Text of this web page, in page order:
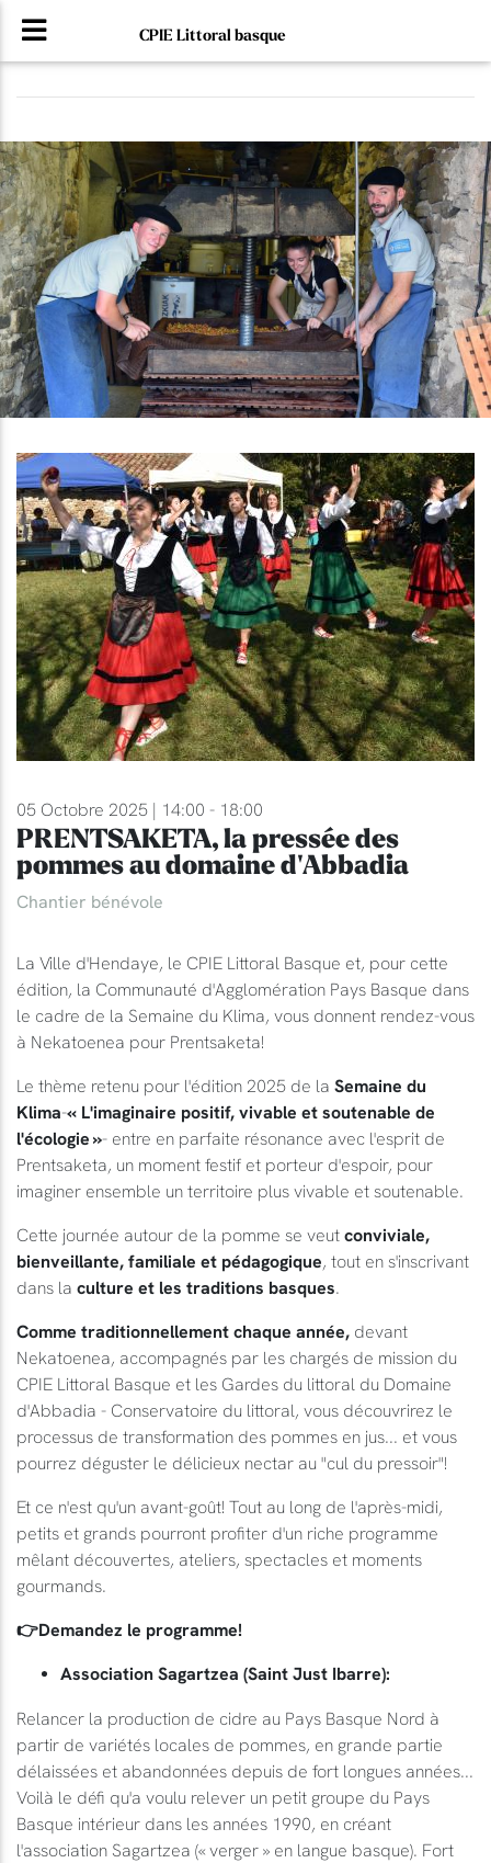
CPIE Littoral basque
05 Octobre 2025 | 14:00 - 18:00
PRENTSAKETA, la pressée des
pommes au domaine d'Abbadia
Chantier bénévole
La Ville d'Hendaye, le CPIE Littoral Basque et, pour cette
édition, la Communauté d'Agglomération Pays Basque dans
le cadre de la Semaine du Klima, vous donnent rendez-vous
à Nekatoenea pour Prentsaketa!
Le thème retenu pour l'édition 2025 de la Semaine du
Klima-« L'imaginaire positif, vivable et soutenable de
l'écologie »- entre en parfaite résonance avec l'esprit de
Prentsaketa, un moment festif et porteur d'espoir, pour
imaginer ensemble un territoire plus vivable et soutenable.
Cette journée autour de la pomme se veut conviviale,
bienveillante, familiale et pédagogique, tout en s'inscrivant
dans la culture et les traditions basques.
Comme traditionnellement chaque année, devant
Nekatoenea, accompagnés par les chargés de mission du
CPIE Littoral Basque et les Gardes du littoral du Domaine
d'Abbadia - Conservatoire du littoral, vous découvrirez le
processus de transformation des pommes en jus... et vous
pourrez déguster le délicieux nectar au "cul du pressoir"!
Et ce n'est qu'un avant-goût! Tout au long de l'après-midi,
petits et grands pourront profiter d'un riche programme
mêlant découvertes, ateliers, spectacles et moments
gourmands.
👉Demandez le programme!
Association Sagartzea (Saint Just Ibarre):
Relancer la production de cidre au Pays Basque Nord à
partir de variétés locales de pommes, en grande partie
délaissées et abandonnées depuis de fort longues années...
Voilà le défi qu'a voulu relever un petit groupe du Pays
Basque intérieur dans les années 1990, en créant
l'association Sagartzea (« verger » en langue basque). Fort